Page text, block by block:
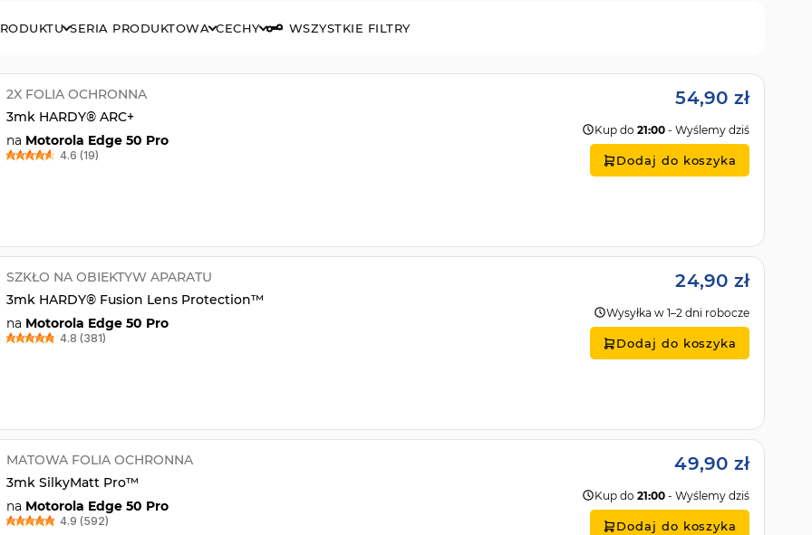
SERIA PRODUKTOWA CECHY WSZYSTKIE FILTRY
2X FOLIA OCHRONNA
3mk HARDY® ARC+
na Motorola Edge 50 Pro
4.6 (19)
54,90 zł
Kup do 21:00 - Wyślemy dziś
Dodaj do koszyka
SZKŁO NA OBIEKTYW APARATU
3mk HARDY® Fusion Lens Protection™
na Motorola Edge 50 Pro
4.8 (381)
24,90 zł
Wysyłka w 1–2 dni robocze
Dodaj do koszyka
MATOWA FOLIA OCHRONNA
3mk SilkyMatt Pro™
na Motorola Edge 50 Pro
4.9 (592)
49,90 zł
Kup do 21:00 - Wyślemy dziś
Dodaj do koszyka